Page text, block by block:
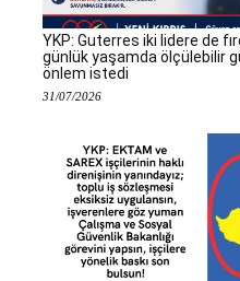
YKP: Guterres iki lidere de
günlük yaşamda ölçülebilir
önlem istedi
31/07/2026